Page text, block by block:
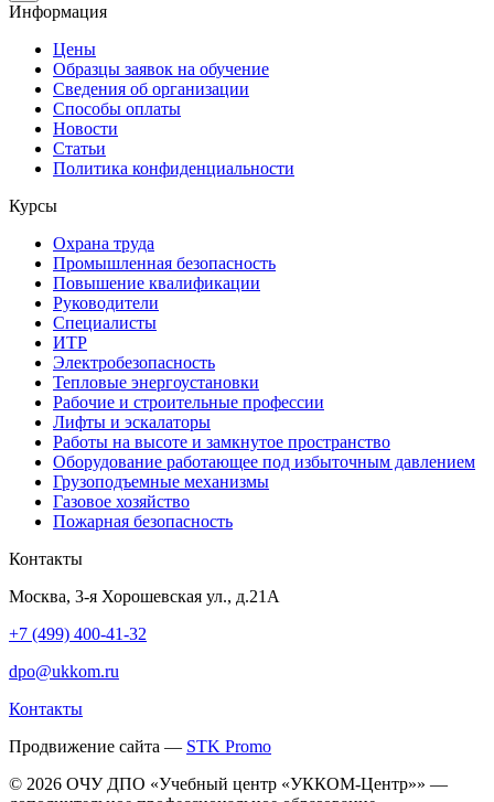
Информация
Цены
Образцы заявок на обучение
Сведения об организации
Способы оплаты
Новости
Статьи
Политика конфиденциальности
Курсы
Охрана труда
Промышленная безопасность
Повышение квалификации
Руководители
Специалисты
ИТР
Электробезопасность
Тепловые энергоустановки
Рабочие и строительные профессии
Лифты и эскалаторы
Работы на высоте и замкнутое пространство
Оборудование работающее под избыточным давлением
Грузо­подъемные механизмы
Газовое хозяйство
Пожарная безопасность
Контакты
Москва, 3-я Хорошевская ул., д.21А
+7 (499) 400-41-32
dpo@ukkom.ru
Контакты
Продвижение сайта — STK Promo
© 2026 ОЧУ ДПО «Учебный центр «УККОМ-Центр»» —